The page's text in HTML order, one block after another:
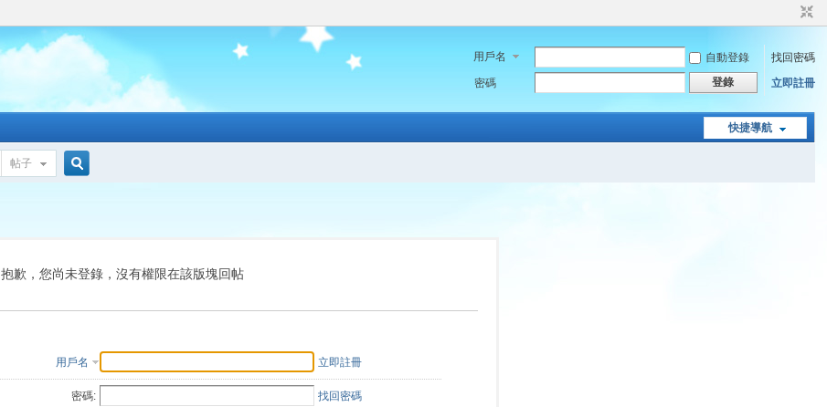
用戶名 自動登錄
找回密碼
密碼
登錄 立即註冊
快捷導航
帖子
索
抱歉，您尚未登錄，沒有權限在該版塊回帖
用戶名 立即註冊
密碼: 找回密碼